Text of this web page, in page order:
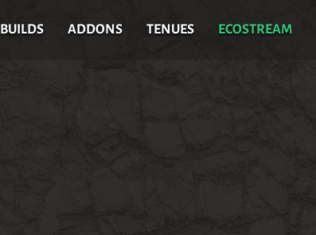
BUILDS ADDONS TENUES ECOSTREAM